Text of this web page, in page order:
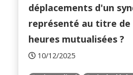
déplacements d'un
représenté au titre
heures mutualisées ?
10/12/2025